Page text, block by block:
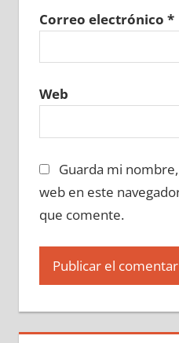
Correo electrónico *
Web
Guarda mi
web en este
que comente.